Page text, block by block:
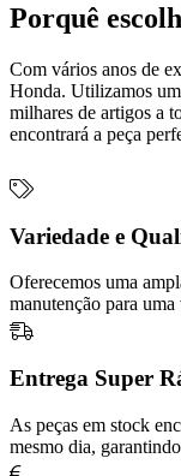
Porquê
Com vários anos de
Honda. Utilizamos
milhares de artigos a
encontrará a peça
Variedade e
Oferecemos uma
manutenção para
Entrega Super
As peças em stock
mesmo dia,